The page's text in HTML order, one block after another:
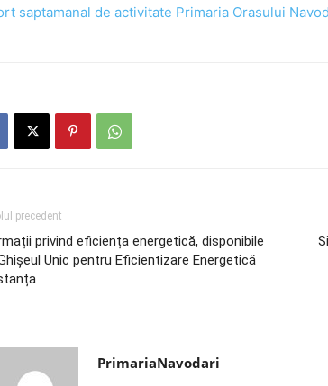
saptamanal de activitate Primaria Orasului
precedent
privind eficiența energetică, disponibile
Unic pentru Eficientizare Energetică
PrimariaNavodari